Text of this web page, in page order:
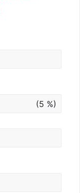
(5 %)